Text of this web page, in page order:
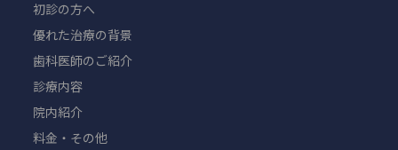
初診の方へ
優れた治療の背景
歯科医師のご紹介
診療内容
院内紹介
料金・その他